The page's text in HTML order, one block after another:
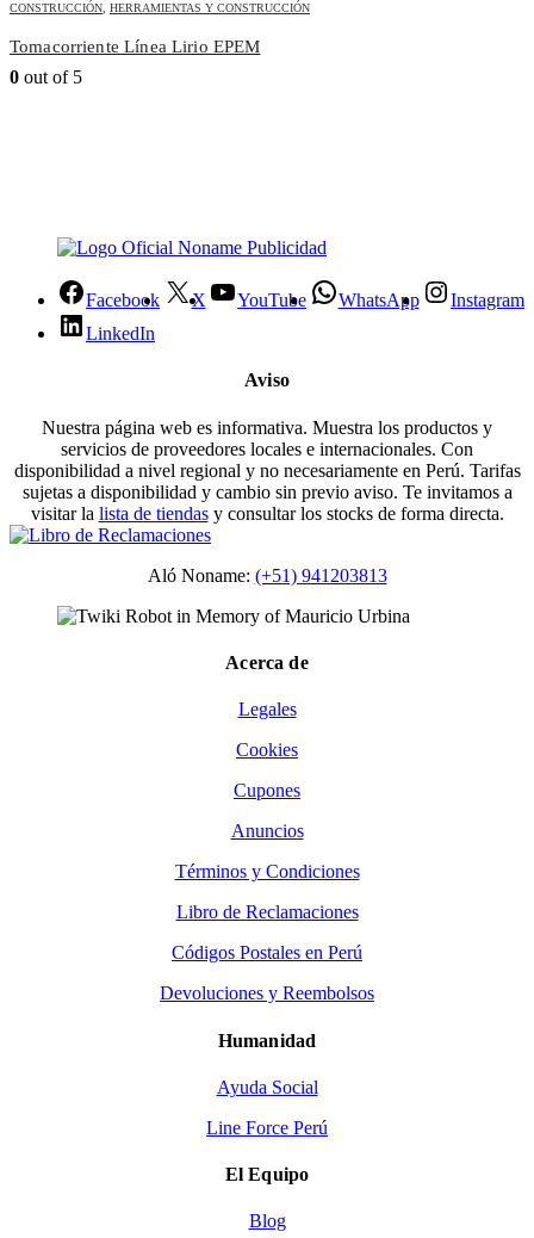
CONSTRUCCIÓN, HERRAMIENTAS Y CONSTRUCCIÓN
Tomacorriente Línea Lirio EPEM
0 out of 5
Facebook X YouTube WhatsApp
Instagram
LinkedIn
Aviso
Nuestra página web es informativa. Muestra los productos y
servicios de proveedores locales e internacionales. Con
disponibilidad a nivel regional y no necesariamente en Perú. Tarifas
sujetas a disponibilidad y cambio sin previo aviso. Te invitamos a
visitar la lista de tiendasy consultar los stocks de forma directa.
Aló Noname: (+51) 941203813
Acerca de
Legales
Cookies
Cupones
Anuncios
Términos y Condiciones
Libro de Reclamaciones
Códigos Postales en Perú
Devoluciones y Reembolsos
Humanidad
Ayuda Social
Line Force Perú
El Equipo
Blog